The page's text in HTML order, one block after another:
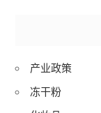
产业政策
冻干粉